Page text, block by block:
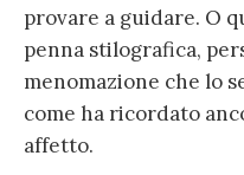
provare a guidare. O
penna stilografica,
menomazione che lo
come ha ricordato
affetto.